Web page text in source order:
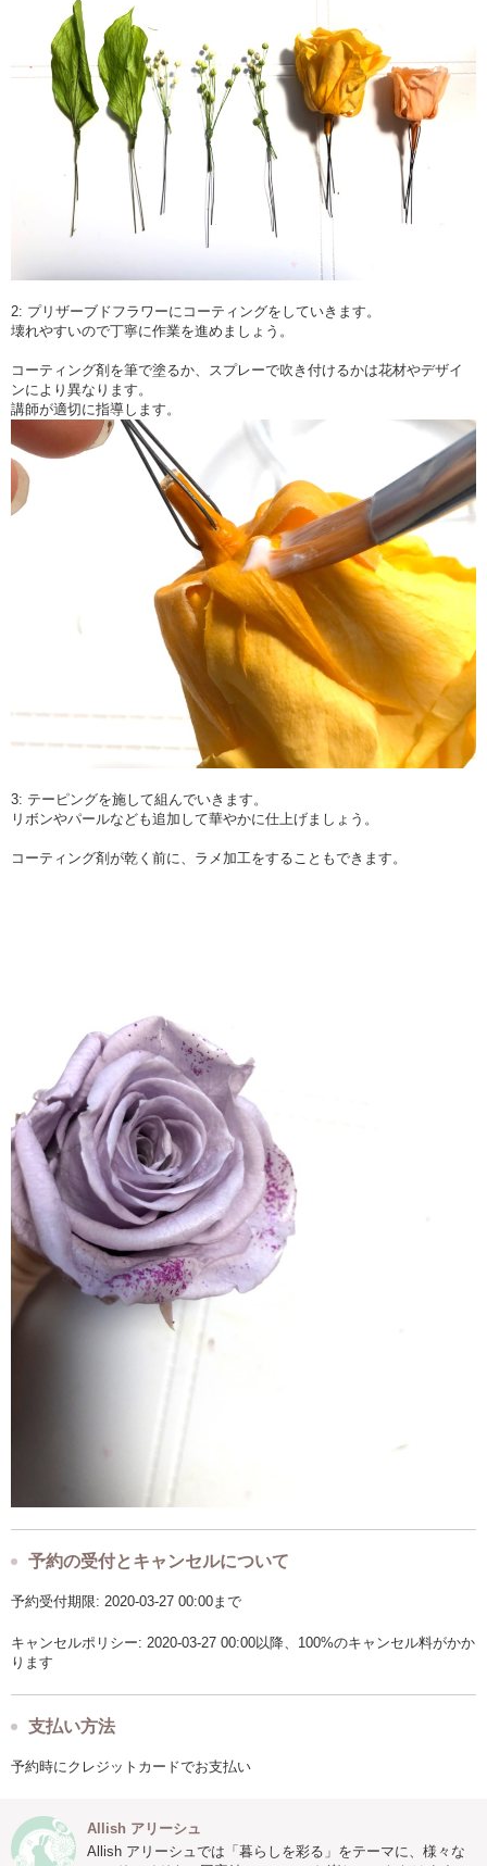
2: プリザーブドフラワーにコーティングをしていきます。
壊れやすいので丁寧に作業を進めましょう。
コーティング剤を筆で塗るか、スプレーで吹き付けるかは花材やデザイ
ンにより異なります。
講師が適切に指導します。
3: テーピングを施して組んでいきます。
リボンやパールなども追加して華やかに仕上げましょう。
コーティング剤が乾く前に、ラメ加工をすることもできます。
予約の受付とキャンセルについて
予約受付期限: 2020-03-27 00:00まで
キャンセルポリシー: 2020-03-27 00:00以降、100%のキャンセル料がかか
ります
支払い方法
予約時にクレジットカードでお支払い
Allish アリーシュ
Allish アリーシュでは「暮らしを彩る」をテーマに、様々な